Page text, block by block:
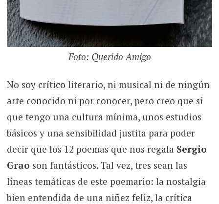
Foto: Querido Amigo
No soy crítico literario, ni musical ni de ningún
arte conocido ni por conocer, pero creo que sí
que tengo una cultura mínima, unos estudios
básicos y una sensibilidad justita para poder
decir que los 12 poemas que nos regala Sergio
Grao son fantásticos. Tal vez, tres sean las
líneas temáticas de este poemario: la nostalgia
bien entendida de una niñez feliz, la crítica